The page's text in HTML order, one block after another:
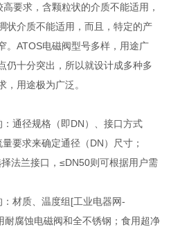
要求，含颗粒状的介质不能适用，
状介质不能适用，而且，特定的产
。ATOS电磁阀型号多样，用途广
仍十分突出，所以就设计成多种多
，用途极为广泛。
通径规格（即DN）、接口方式
要求来确定通径（DN）尺寸；
法兰接口，≤DN50则可根据用户需
材质、温度组[工业电器网-
腐蚀电磁阀和全不锈钢；食用超净